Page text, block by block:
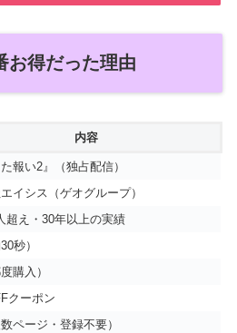
お得だった理由
内容
た報い2』（独占配信）
イシス（ゲオグループ）
超え・30年以上の実績
秒）
購入）
クーポン
ページ・登録不要）